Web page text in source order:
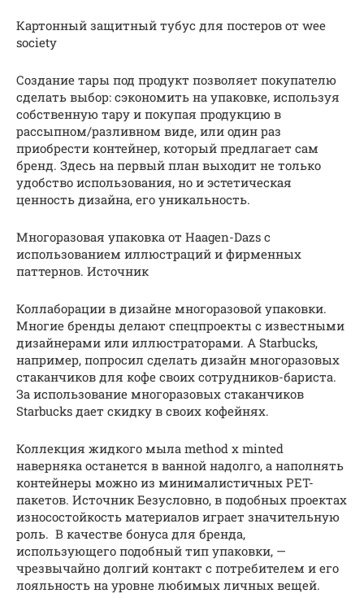
Картонный защитный тубус для постеров от wee
society
Создание тары под продукт позволяет покупателю
сделать выбор: сэкономить на упаковке, используя
собственную тару и покупая продукцию в
рассыпном/разливном виде, или один раз
приобрести контейнер, который предлагает сам
бренд. Здесь на первый план выходит не только
удобство использования, но и эстетическая
ценность дизайна, его уникальность.
Многоразовая упаковка от Haagen-Dazs с
использованием иллюстраций и фирменных
паттернов. Источник
Коллаборации в дизайне многоразовой упаковки.
Многие бренды делают спецпроекты с известными
дизайнерами или иллюстраторами. А Starbucks,
например, попросил сделать дизайн многоразовых
стаканчиков для кофе своих сотрудников-бариста.
За использование многоразовых стаканчиков
Starbucks дает скидку в своих кофейнях.
Коллекция жидкого мыла method x minted
наверняка останется в ванной надолго, а наполнять
контейнеры можно из минималистичных PET-
пакетов. Источник Безусловно, в подобных проектах
износостойкость материалов играет значительную
роль. В качестве бонуса для бренда,
использующего подобный тип упаковки, —
чрезвычайно долгий контакт с потребителем и его
лояльность на уровне любимых личных вещей.